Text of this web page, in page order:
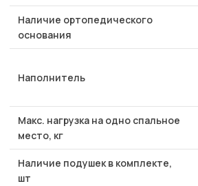
Наличие ортопедического
основания
Наполнитель
Макс. нагрузка на одно спальное
место, кг
Наличие подушек в комплекте,
шт